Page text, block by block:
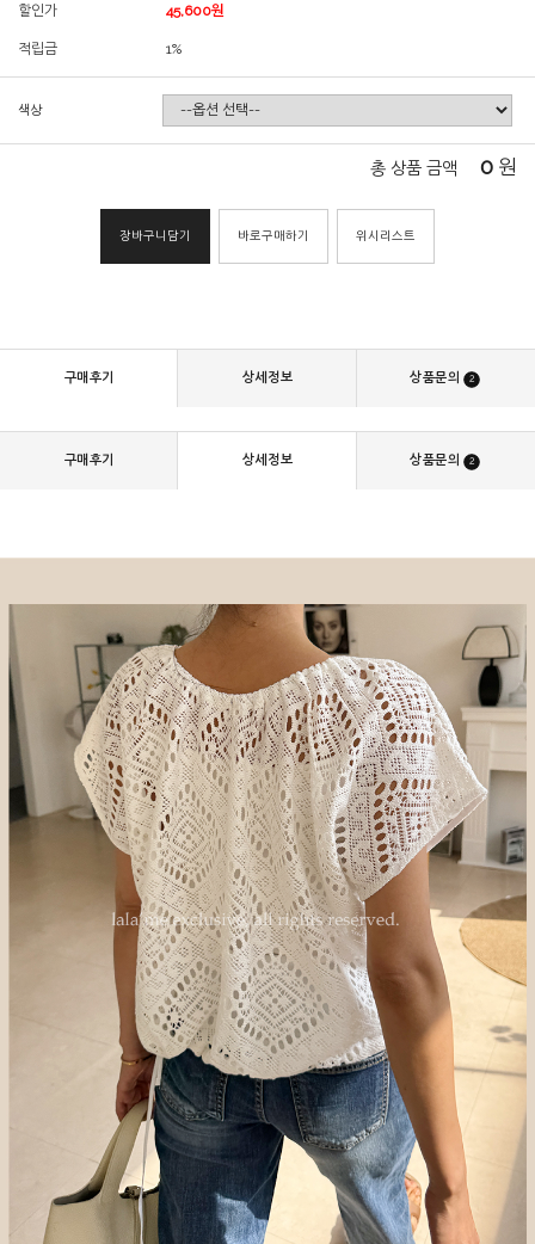
할인가 45,600원
적립금 1%
색상
총 상품 금액 0 원
장바구니담기 바로구매하기 위시리스트
구매후기 상세정보 상품문의 2
구매후기 상세정보 상품문의 2